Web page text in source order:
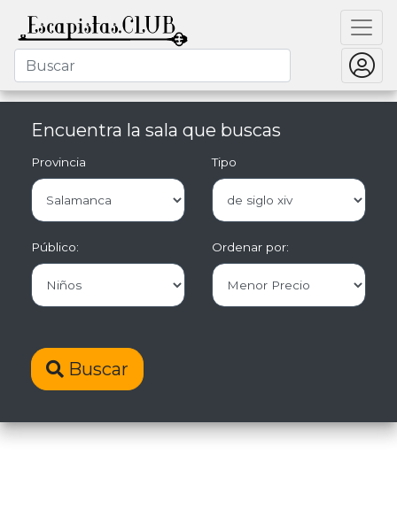
Encuentra la sala que buscas
Provincia Tipo
Público: Ordenar por:
Buscar